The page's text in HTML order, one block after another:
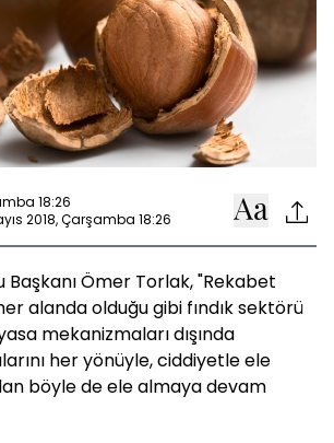
18:26
2018, Çarşamba 18:26
Başkanı Ömer Torlak, "Rekabet
alanda olduğu gibi fındık sektörü
mekanizmaları dışında
her yönüyle, ciddiyetle ele
böyle de ele almaya devam